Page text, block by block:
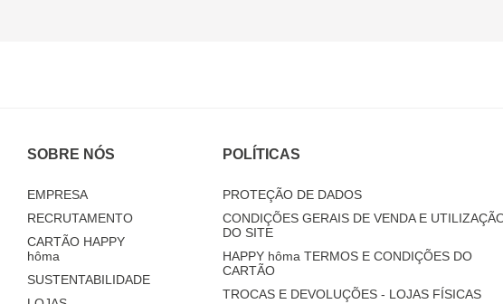
SOBRE NÓS
EMPRESA
RECRUTAMENTO
CARTÃO HAPPY
hôma
SUSTENTABILIDADE
POLÍTICAS
PROTEÇÃO DE DADOS
CONDIÇÕES GERAIS DE VENDA E
DO SITE
HAPPY hôma TERMOS E CONDIÇÕES DO
CARTÃO
TROCAS E DEVOLUÇÕES - LOJAS FÍSICAS